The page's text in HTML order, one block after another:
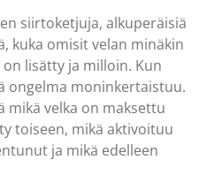
siirtoketjuja, alkuperäisiä
kuka omisit velan minäkin
lisätty ja milloin. Kun
ongelma moninkertaistuu.
mikä velka on maksettu
toiseen, mikä aktivoituu
ja mikä edelleen